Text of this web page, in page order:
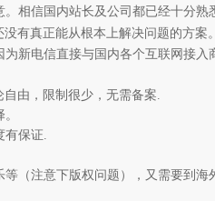
相信国内站长及公司都已经十分熟
有真正能从根本上解决问题的方案。
新电信直接与国内各个互联网接入
自由，限制很少，无需备案.
有保证.
（注意下版权问题），又需要到海